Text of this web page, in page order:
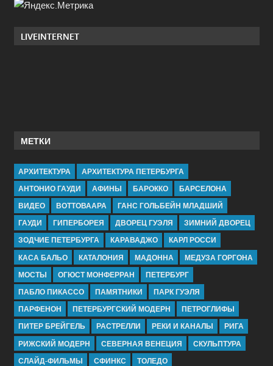
LIVEINTERNET
МЕТКИ
АРХИТЕКТУРА
АРХИТЕКТУРА ПЕТЕРБУРГА
АНТОНИО ГАУДИ
АФИНЫ БАРОККО
БАРСЕЛОНА
ВИДЕО
ВОТТОВААРА
ГАНС ГОЛЬБЕЙН МЛАДШИЙ
ГАУДИ
ГИПЕРБОРЕЯ ДВОРЕЦ ГУЭЛЯ
ЗИМНИЙ ДВОРЕЦ
ЗОДЧИЕ ПЕТЕРБУРГА
КАРАВАДЖО
КАРЛ РОССИ
КАСА БАЛЬО
КАТАЛОНИЯ МАДОННА
МЕДУЗА ГОРГОНА
МОСТЫ
ОГЮСТ МОНФЕРРАН
ПЕТЕРБУРГ
ПАБЛО ПИКАССО
ПАМЯТНИКИ
ПАРК ГУЭЛЯ
ПАРФЕНОН
ПЕТЕРБУРГСКИЙ МОДЕРН
ПЕТРОГЛИФЫ
ПИТЕР БРЕЙГЕЛЬ
РАСТРЕЛЛИ РЕКИ И КАНАЛЫ
РИГА
РИЖСКИЙ МОДЕРН
СЕВЕРНАЯ ВЕНЕЦИЯ
СКУЛЬПТУРА
СЛАЙД-ФИЛЬМЫ
СФИНКС ТОЛЕДО